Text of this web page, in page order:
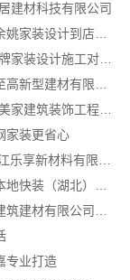
建材科技有限公司
宁波雅美和居建材科技有限公司，余姚家装设计到店咨询
宁波雅美和居建材科技有限公司-老牌家装设计施工对接渠道
佛山市区靠谱家装施工-佛山市雅居美家建筑装饰工程有限公司
家装更省心
专业打造